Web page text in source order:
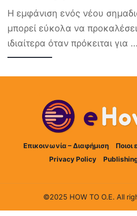
Η εμφάνιση ενός νέου
μπορεί εύκολα να
ιδιαίτερα όταν πρόκειται για ...
Επικοινωνία – Διαφήμιση Ποιοι
Privacy Policy
©2025 HOW TO Ο.Ε. All